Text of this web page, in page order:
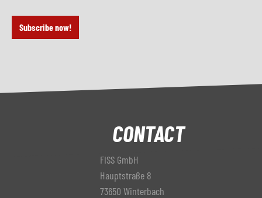
Subscribe now!
CONTACT
FISS GmbH
Hauptstraße 8
73650 Winterbach